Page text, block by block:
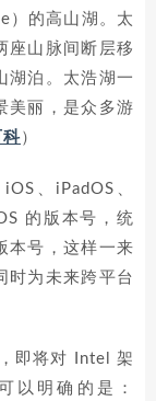
）的高山湖。太
座山脉间断层移
湖泊。太浩湖一
美丽，是众多游
科）
、iPadOS、
的版本号，统
本号，这样一来
时为未来跨平台
即将对 Intel 架
以明确的是：